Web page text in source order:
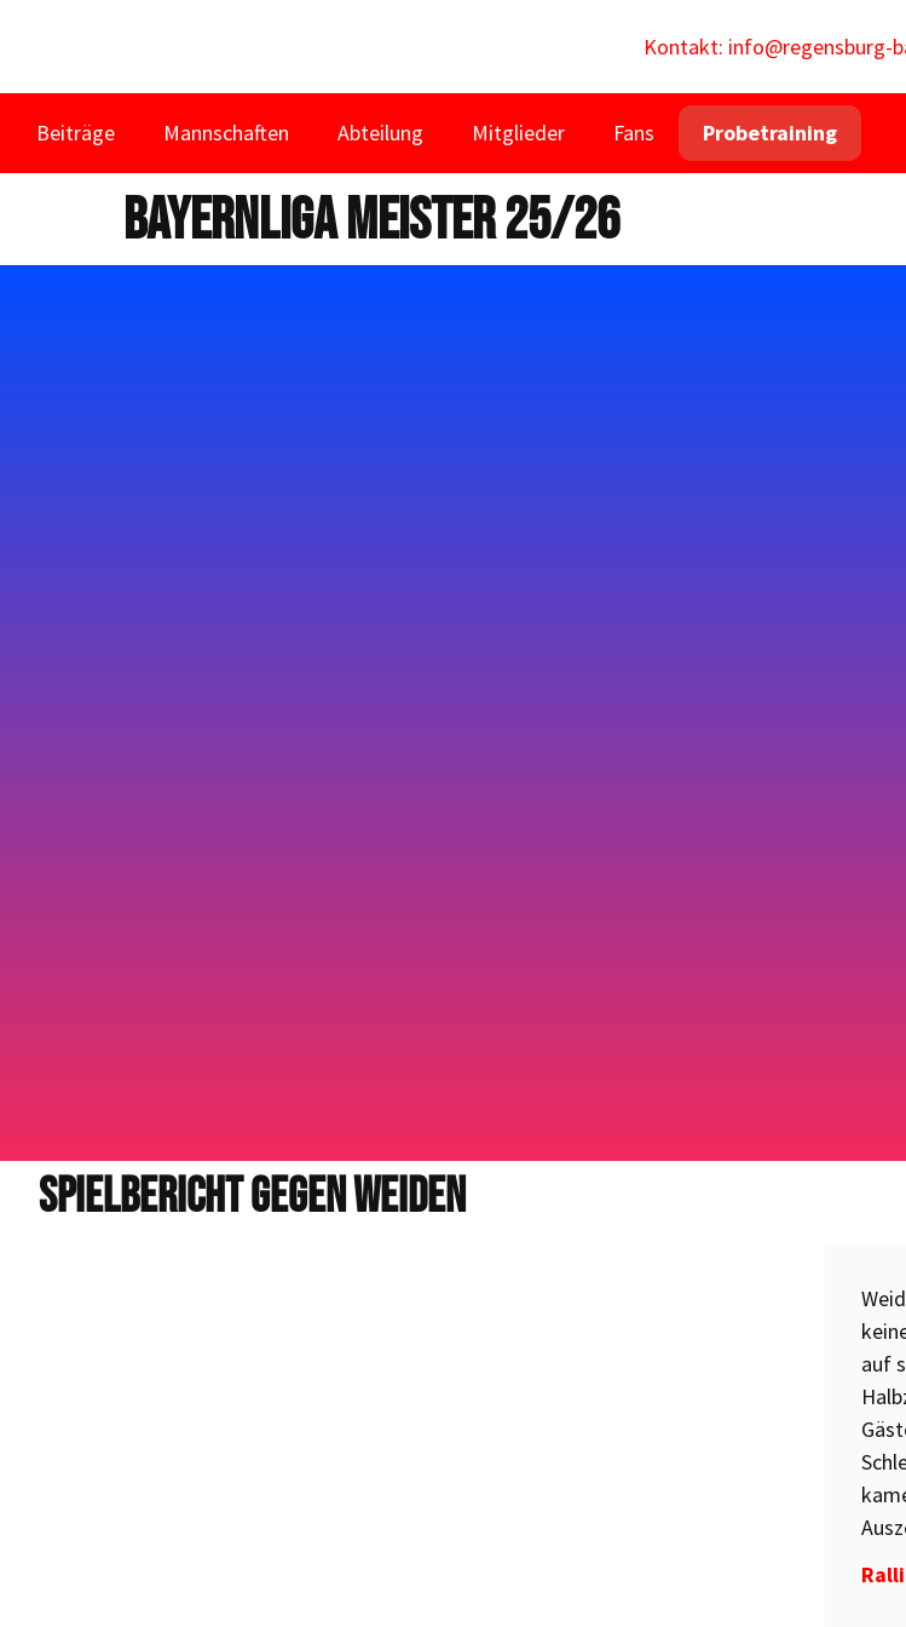
Kontakt: info@regensburg-
Beiträge Mannschaften Abteilung Mitglieder Fans Probetraining
Bayernliga Meister 25/26
SPIELBERICHT GEGEN WEIDEN
auf